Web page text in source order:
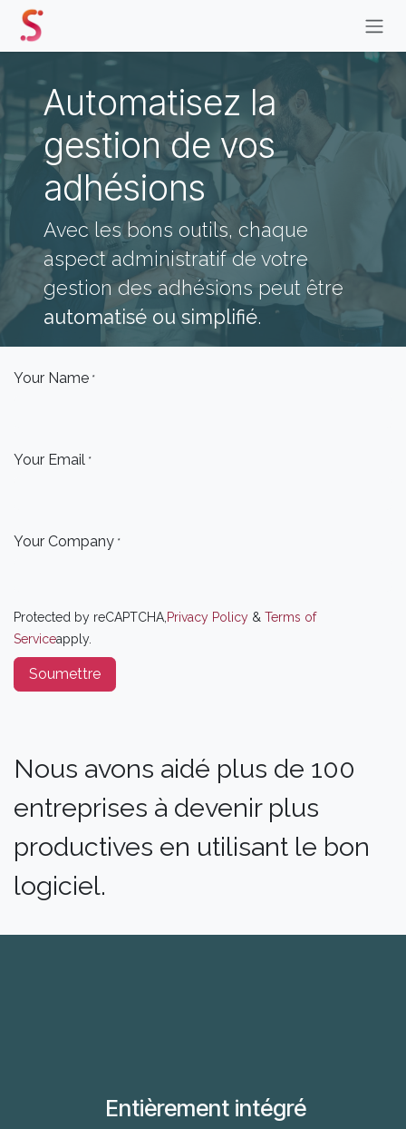
Se rendre au contenu
Automatisez la
gestion de vos
adhésions​
Avec les bons outils, chaque
aspect administratif de votre
gestion des adhésions peut être
automatisé ou simplifié.
Your Name *
Your Email *
Your Company *
Protected by reCAPTCHA, Privacy Policy & Terms of
Serviceapply.
Soumettre
Nous avons aidé plus de 100
entreprises à devenir plus
productives en utilisant le bon
logiciel.
Entièrement intégré